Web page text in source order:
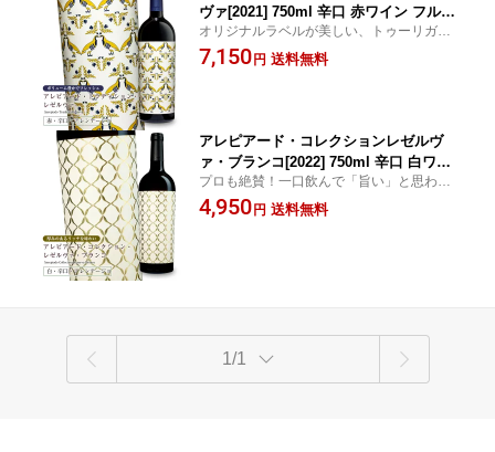
ヴァ[2021] 750ml 辛口 赤ワイン フルボ
ディ アレンテージョ地方 ギフトに最適
個性的ラベル 直輸入 ポルトガルワイン
オリジナルラベルが美しい、トゥーリガ・
ナショナル100％
7,150 円 送料無料
アレピアード・コレクションレゼルヴ
ァ・ブランコ[2022] 750ml 辛口 白ワイ
ン フルボディ アレンテージョ地方 ギフ
トに最適 個性的ラベル 直輸入 ポルトガ
プロも絶賛！一口飲んで「旨い」と思わせ
るワイン。宝石のように美しい、ポルトガ
ルアレンテージョ地方の新進気鋭ワイナリ
4,950 円 送料無料
1/1